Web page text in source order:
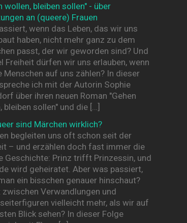
wollen, bleiben sollen" - über
an (queere) Frauen
wenn das Leben, das wir uns
haben, nicht mehr ganz zu dem
passt, der wir geworden sind? Und
Freiheit dürfen wir uns erlauben, wenn
Menschen auf uns zählen? In dieser
ich mit der Autorin Sophie
über ihren neuen Roman "Gehen
bleiben sollen" und die […]
sind Märchen wirklich?
begleiten uns oft schon seit der
– und erzählen doch fast immer die
Geschichte: Prinz trifft Prinzessin, und
wird geheiratet. Aber was passiert,
ein bisschen genauer hinschaut?
zwischen Verwandlungen und
vielleicht mehr, als wir auf
Blick sehen? In dieser Folge